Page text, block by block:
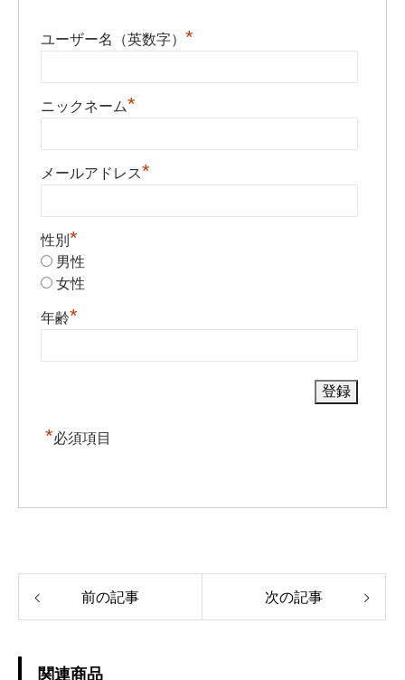
ユーザー名（英数字） *
ニックネーム*
メールアドレス*
性別 *
男性
女性
年齢*
*必須項目
前の記事 次の記事
関連商品